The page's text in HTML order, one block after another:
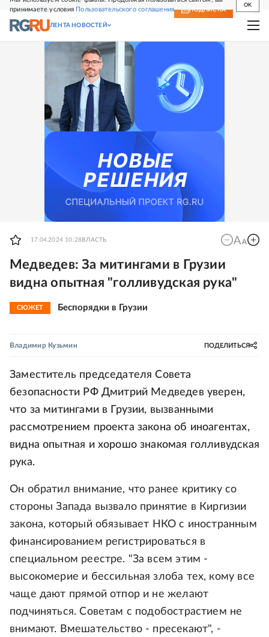
принимаете условия Пользовательского соглашения
OK
СВЕЖИЙ НОМЕР ПОДПИСКА
ЛЕНТА НОВОСТЕЙ
17.04.2024 10:28 ВЛАСТЬ
Медведев: За митингами в Грузии
видна опытная "голливудская рука"
СЮЖЕТ Беспорядки в Грузии
Владимир Кузьмин ПОДЕЛИТЬСЯ
Заместитель председателя Совета
безопасности РФ Дмитрий Медведев уверен,
что за митингами в Грузии, вызванными
рассмотрением проекта закона об иноагентах,
видна опытная и хорошо знакомая голливудская
рука.
Он обратил внимание, что ранее критику со
стороны Запада вызвало принятие в Киргизии
закона, который обязывает НКО с иностранным
финансированием регистрироваться в
специальном реестре. "За всем этим -
высокомерие и бессильная злоба тех, кому все
чаще дают прямой отпор и не желают
подчиняться. Советам с подобострастием не
внимают. Вмешательство - пресекают", -